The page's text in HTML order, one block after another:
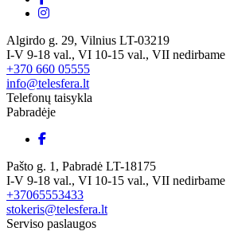
Algirdo g. 29, Vilnius LT-03219
I-V 9-18 val., VI 10-15 val., VII nedirbame
+370 660 05555
info@telesfera.lt
Telefonų taisykla
Pabradėje
Pašto g. 1, Pabradė LT-18175
I-V 9-18 val., VI 10-15 val., VII nedirbame
+37065553433
stokeris@telesfera.lt
Serviso paslaugos